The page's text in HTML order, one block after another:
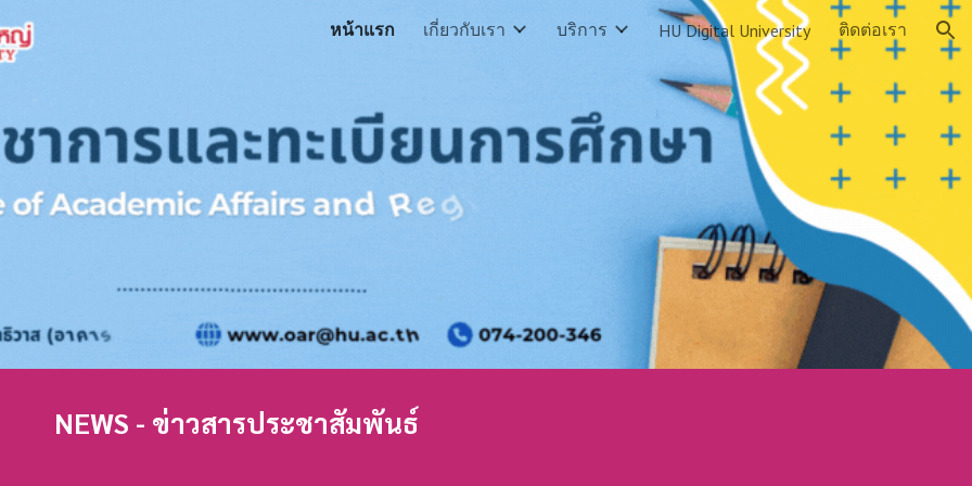
to main content Skip to navigation
หน้าแรก เกี่ยวกับเรา บริการ HU Digital University ติดต่อเรา
NEWS - ข่าวสารประชาสัมพันธ์